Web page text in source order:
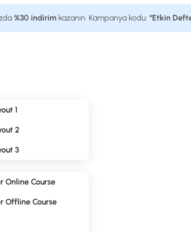
%30 indirimkazanın. Kampanya kodu: “Etkin
1
2
3
Online Course
Offline Course